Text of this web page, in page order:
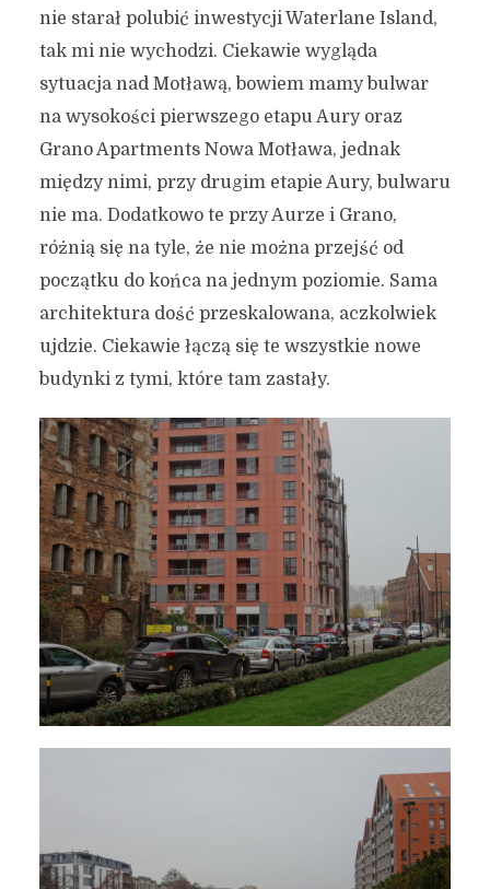
nie starał polubić inwestycji Waterlane Island,
tak mi nie wychodzi. Ciekawie wygląda
sytuacja nad Motławą, bowiem mamy bulwar
na wysokości pierwszego etapu Aury oraz
Grano Apartments Nowa Motława, jednak
między nimi, przy drugim etapie Aury, bulwaru
nie ma. Dodatkowo te przy Aurze i Grano,
różnią się na tyle, że nie można przejść od
początku do końca na jednym poziomie. Sama
architektura dość przeskalowana, aczkolwiek
ujdzie. Ciekawie łączą się te wszystkie nowe
budynki z tymi, które tam zastały.